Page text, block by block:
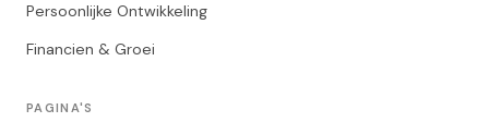
Persoonlijke Ontwikkeling
Financien & Groei
PAGINA'S